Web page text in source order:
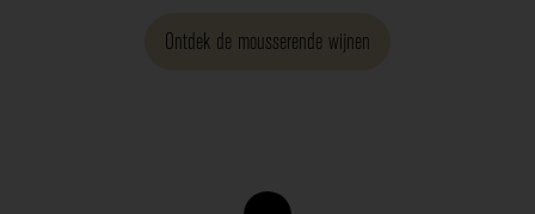
Ontdek de mousserende wijnen